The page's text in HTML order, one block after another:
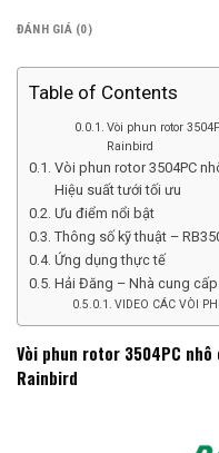
ĐÁNH GIÁ (0)
Table of Contents
Vòi phun rotor
Rainbird
Vòi phun rotor 3504PC
Hiệu suất tưới tối ưu
Ưu điểm nổi bật
Thông số kỹ thuật –
Ứng dụng thực tế
Hải Đăng – Nhà cung cấp
VIDEO CÁC VÒI
Vòi phun rotor 3504PC
Rainbird